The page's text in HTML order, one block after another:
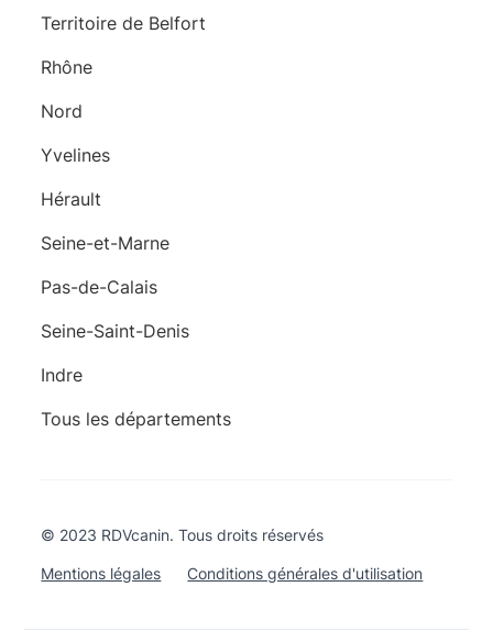
Territoire de Belfort
Rhône
Nord
Yvelines
Hérault
Seine-et-Marne
Pas-de-Calais
Seine-Saint-Denis
Indre
Tous les départements
© 2023 RDVcanin. Tous droits réservés
Mentions légales Conditions générales d'utilisation